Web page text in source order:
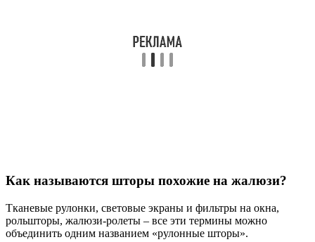
Как называются шторы похожие на жалюзи?
Тканевые рулонки, световые экраны и фильтры на окна,
рольшторы, жалюзи-ролеты – все эти термины можно
объединить одним названием «рулонные шторы».